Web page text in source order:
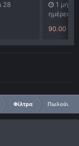
28
1 μήνα
ημέρες
90.00
Φίλτρα